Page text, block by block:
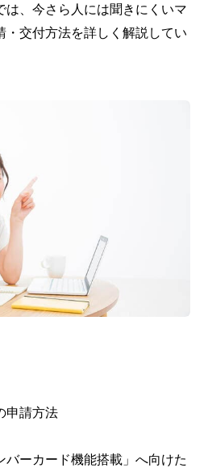
は、今さら人には聞きにくいマ
・交付方法を詳しく解説してい
申請方法
バーカード機能搭載」へ向けた